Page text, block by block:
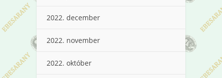
2022. december
2022. november
2022. október